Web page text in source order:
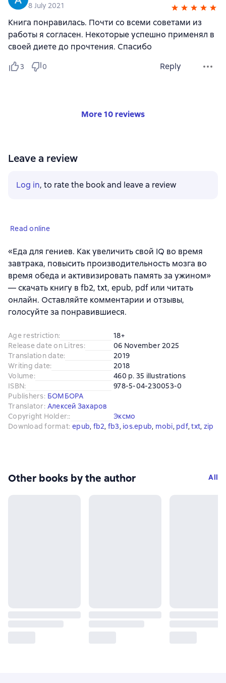
8 July 2021
Книга понравилась. Почти со всеми советами из
работы я согласен. Некоторые успешно применял в
своей диете до прочтения. Спасибо
3 0 Reply
More 10 reviews
Leave a review
Log in, to rate the book and leave a review
Read online
«Еда для гениев. Как увеличить свой IQ во время
завтрака, повысить производительность мозга во
время обеда и активизировать память за ужином»
— скачать книгу в fb2, txt, epub, pdf или читать
онлайн. Оставляйте комментарии и отзывы,
голосуйте за понравившиеся.
Age restriction:
18+
Release date on Litres:
06 November 2025
Translation date:
2019
Writing date:
2018
Volume:
460 p. 35 illustrations
ISBN:
978-5-04-230053-0
Publishers: БОМБОРА
Translator: Алексей Захаров
Copyright Holder::
Эксмо
Download format: epub, fb2, fb3, ios.epub, mobi, pdf, txt, zip
Other books by the author All